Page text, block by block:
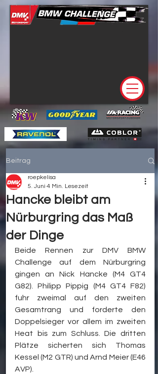
Beitrag
Hancke bleibt am
Nürburgring das Maß
der Dinge
roepkelisa
5. Juni 4 Min. Lesezeit
Beide Rennen zur DMV BMW
Challenge auf dem Nürburgring
gingen an Nick Hancke (M4 GT4
G82). Philipp Pippig (M4 GT4 F82)
fuhr zweimal auf den zweiten
Gesamtrang und forderte den
Doppelsieger vor allem im zweiten
Heat bis zum Schluss. Die dritten
Plätze sicherten sich Thomas
Kessel (M2 GTR) und Arnd Meier (E46
AVP).